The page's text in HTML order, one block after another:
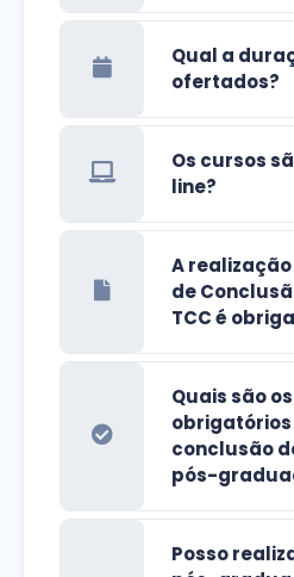
Qual a
ofertados?
Os cursos
line?
A
de
TCC é
Quais são
conclusão
pós-
Posso